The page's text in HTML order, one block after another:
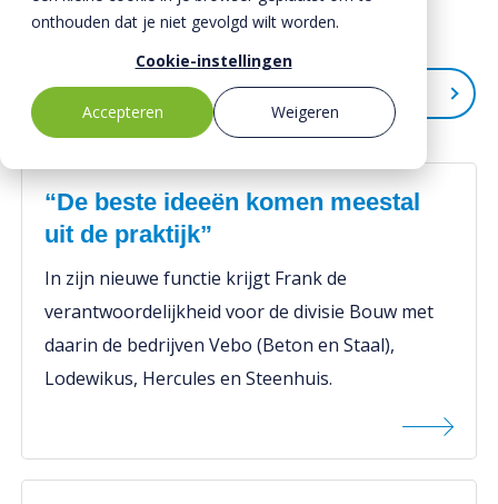
onthouden dat je niet gevolgd wilt worden.
Cookie-instellingen
Accepteren Weigeren
Invie (CIRRCON)
Invie (CIRRCON)
Invie nieuws
Kwaliteit
Contact
Categorieën
Beton
Duurzaamheid
Kennis
Nieuws
Over BTE
Veiligheid
Werken bij
“De beste ideeën komen meestal
uit de praktijk”
In zijn nieuwe functie krijgt Frank de
verantwoordelijkheid voor de divisie Bouw met
daarin de bedrijven Vebo (Beton en Staal),
Lodewikus, Hercules en Steenhuis.